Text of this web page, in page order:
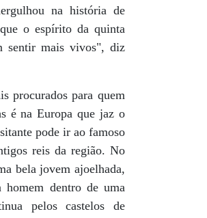
na história de
o espírito da quinta
sentir mais vivos", diz
procurados para quem
é na Europa que jaz o
pode ir ao famoso
reis da região. No
bela jovem ajoelhada,
dentro de uma
pelos castelos de